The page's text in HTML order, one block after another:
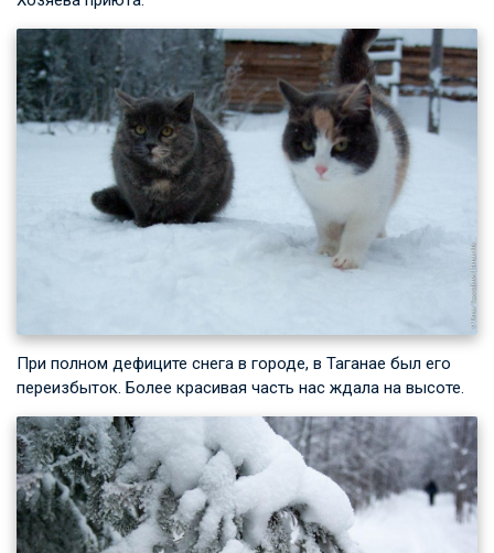
При полном дефиците снега в городе, в Таганае был его
переизбыток. Более красивая часть нас ждала на высоте.